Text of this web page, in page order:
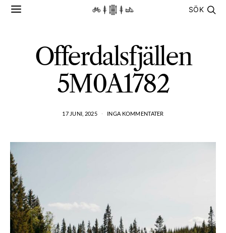
SÖK
Offerdalsfjällen
5M0A1782
17 JUNI, 2025 INGA KOMMENTATER